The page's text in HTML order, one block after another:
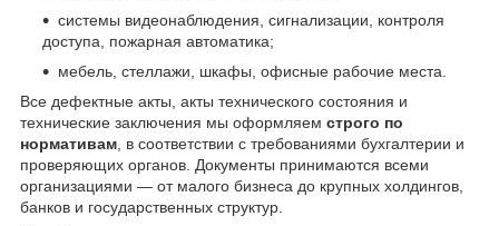
системы видеонаблюдения, сигнализации, контроля
доступа, пожарная автоматика;
мебель, стеллажи, шкафы, офисные рабочие места.
Все дефектные акты, акты технического состояния и
технические заключения мы оформляем строго по
нормативам , в соответствии с требованиями бухгалтерии и
проверяющих органов. Документы принимаются всеми
организациями — от малого бизнеса до крупных холдингов,
банков и государственных структур.